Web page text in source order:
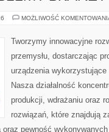
MOŻLIWOŚĆ
Tworzymy innowacyjne
przemysłu, dostarczając
urządzenia
Nasza działalność
produkcji, wdrażaniu oraz
rozwiązań, które znajdują
pewność